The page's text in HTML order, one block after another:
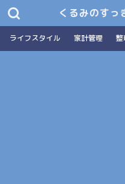
くるみのすっ
ライフスタイル 家計管理 整